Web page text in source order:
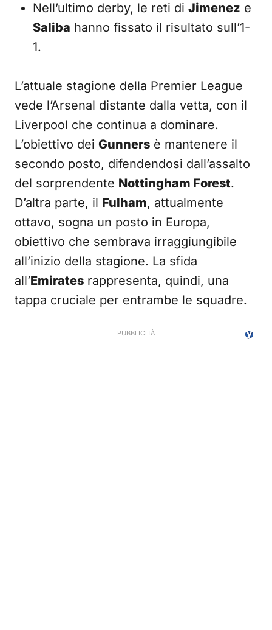
Nell’ultimo derby, le reti di Jimenez e
Saliba hanno fissato il risultato sull’1-
1.
L’attuale stagione della Premier League
vede l’Arsenal distante dalla vetta, con il
Liverpool che continua a dominare.
L’obiettivo dei Gunners è mantenere il
secondo posto, difendendosi dall’assalto
del sorprendente Nottingham Forest.
D’altra parte, il Fulham, attualmente
ottavo, sogna un posto in Europa,
obiettivo che sembrava irraggiungibile
all’inizio della stagione. La sfida
all’Emirates rappresenta, quindi, una
tappa cruciale per entrambe le squadre.